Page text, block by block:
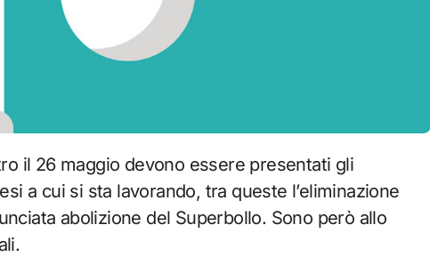
a cui si sta lavorando, tra queste l’eliminazione
abolizione del Superbollo. Sono però allo